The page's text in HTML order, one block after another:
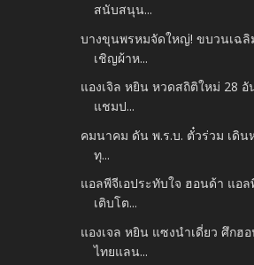
สนับสนุน...
บางขุนพรหมจัดใหญ่! ขบวนเฉลิ
เชิญผ้าห...
แองเจิล หยิน หวดสถิติใหม่ 28 อั
แชมป...
คมนาคม ดัน พ.ร.บ. ตั๋วร่วม เดิ
ทุ...
แอลพีจีเอประทับใจ ฮอนด้า แอ
เติบโต...
แองเจล หยิน แซงนำเดี่ยว ศึกฮ
ไทยแลน...